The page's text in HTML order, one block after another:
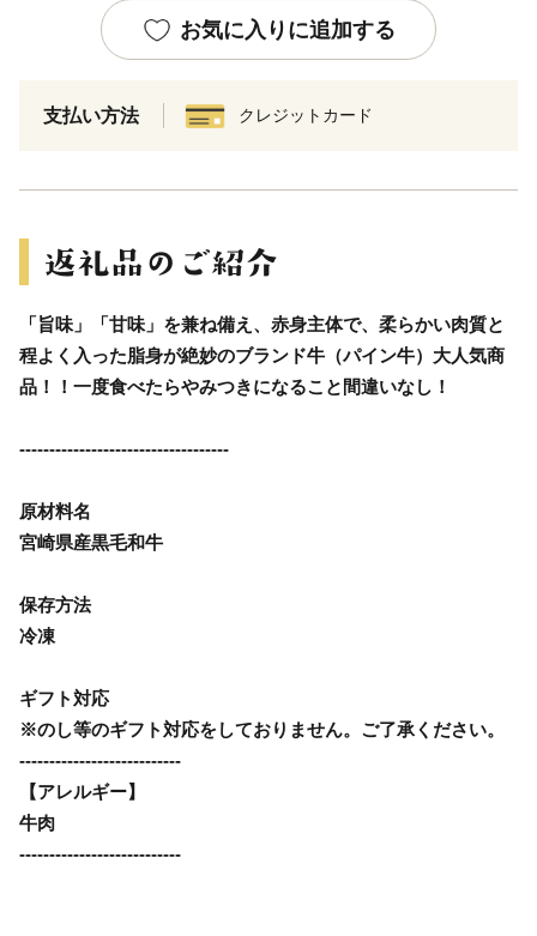
お気に入りに追加する
支払い方法 クレジットカード
「旨味」「甘味」を兼ね備え、赤身主体で、柔らかい肉質と
程よく入った脂身が絶妙のブランド牛（パイン牛）大人気商
品！！一度食べたらやみつきになること間違いなし！
-----------------------------------
原材料名
宮崎県産黒毛和牛
保存方法
冷凍
ギフト対応
※のし等のギフト対応をしておりません。ご了承ください。
---------------------------
【アレルギー】
牛肉
---------------------------